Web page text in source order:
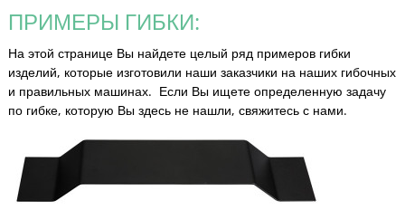
ПРИМЕРЫ ГИБКИ:
На этой странице Вы найдете целый ряд примеров гибки
изделий, которые изготовили наши заказчики на наших гибочных
и правильных машинах. Если Вы ищете определенную задачу
по гибке, которую Вы здесь не нашли, свяжитесь с нами.